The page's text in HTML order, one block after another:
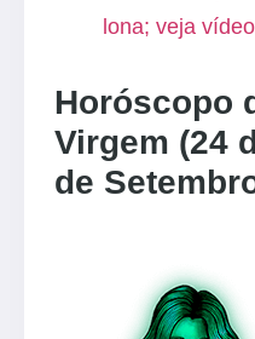
lona; veja vídeo
Horóscopo
Virgem (24
de